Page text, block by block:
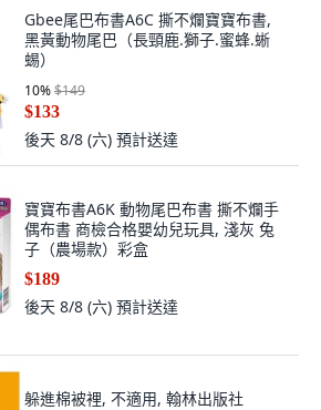
Gbee尾巴布書A6C 撕不爛寶寶布書,
黑黃動物尾巴（長頸鹿.獅子.蜜蜂.蜥
蜴）
10%$149
$133
後天 8/8 (六) 預計送達
寶寶布書A6K 動物尾巴布書 撕不爛手
偶布書 商檢合格嬰幼兒玩具, 淺灰 兔
子（農場款）彩盒
$189
後天 8/8 (六) 預計送達
躲進棉被裡, 不適用, 翰林出版社